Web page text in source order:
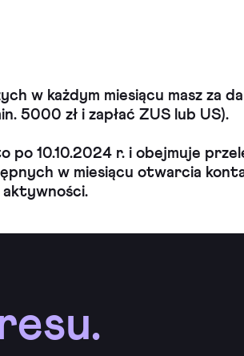
w każdym miesiącu masz za
5000 zł i zapłać ZUS lub US).
10.10.2024 r. i obejmuje
w miesiącu otwarcia
aktywności.